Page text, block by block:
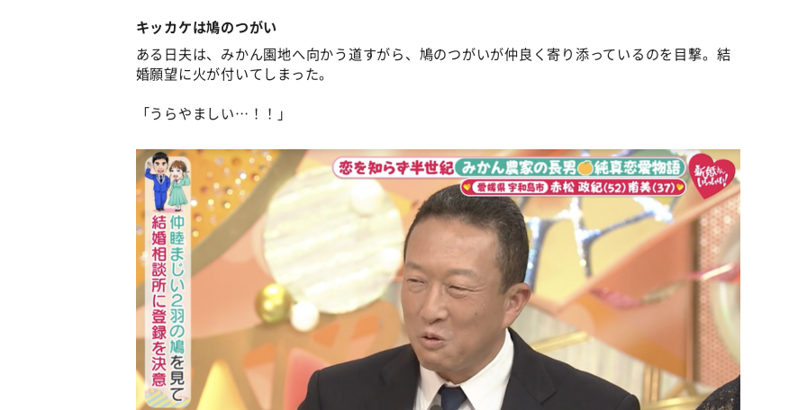
キッカケは鳩のつがい
ある日夫は、みかん園地へ向かう道すがら、鳩のつがいが仲良く寄り添っているのを目撃。結
婚願望に火が付いてしまった。
「うらやましい…！！」